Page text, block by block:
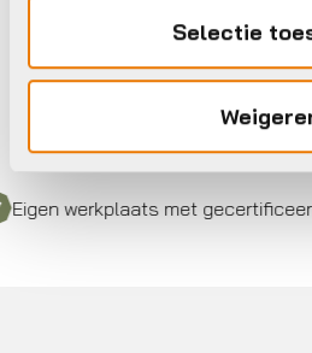
Selectie
werkplaats met gecertificeerd